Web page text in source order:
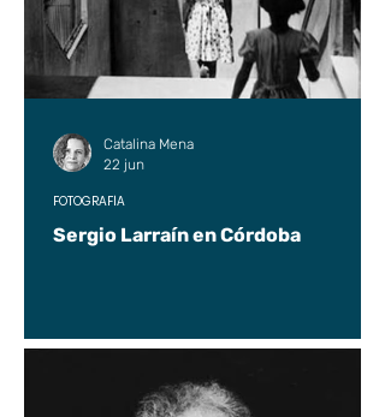
Sergio Larraín en Córdoba
FOTOGRAFÍA
Catalina Mena
22 jun